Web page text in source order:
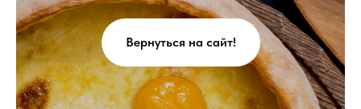
Вернуться на сайт!